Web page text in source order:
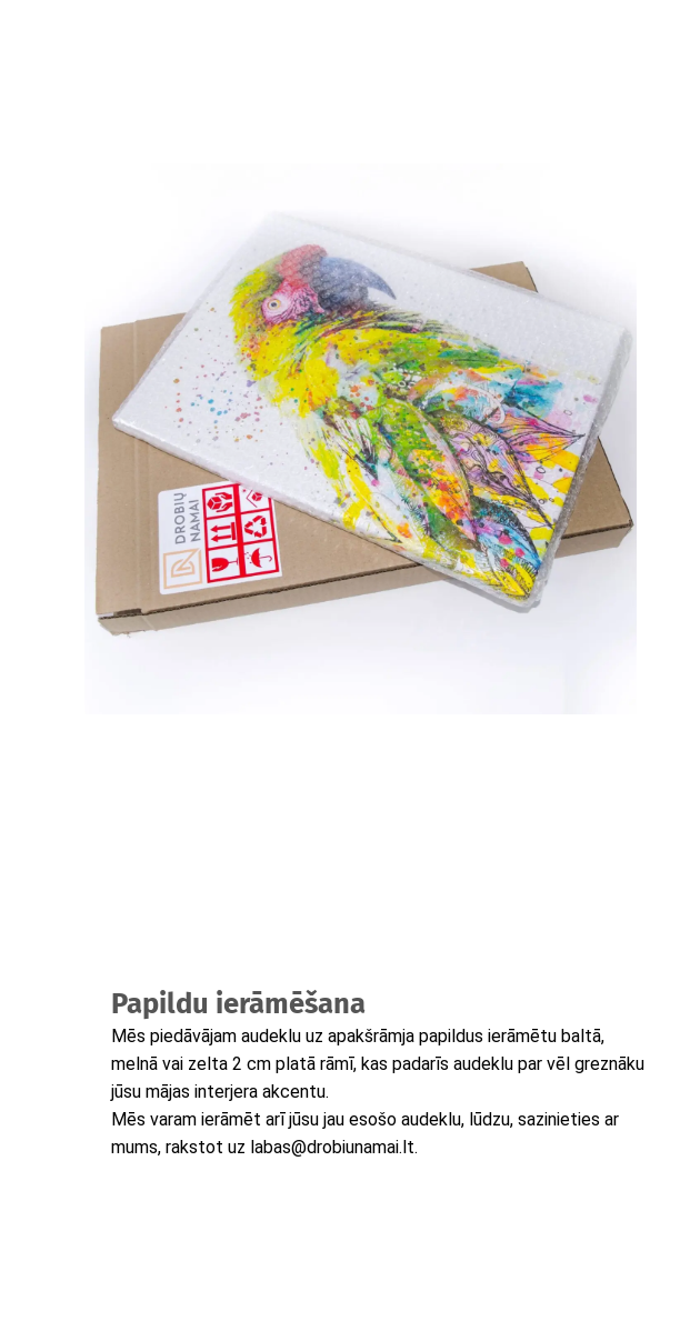
Papildu ierāmēšana
Mēs piedāvājam audeklu uz apakšrāmja papildus ierāmētu baltā,
melnā vai zelta 2 cm platā rāmī, kas padarīs audeklu par vēl greznāku
jūsu mājas interjera akcentu.
Mēs varam ierāmēt arī jūsu jau esošo audeklu, lūdzu, sazinieties ar
mums, rakstot uz labas@drobiunamai.lt.